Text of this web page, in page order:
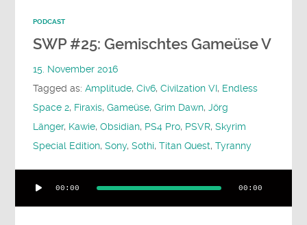
PODCAST
SWP #25: Gemischtes Gameüse V
15. November 2016
Tagged as:Amplitude,Civ6,Civilzation VI, Endless
Space 2, Firaxis,Gameüse,Grim Dawn,Jörg
Länger, Kawie,Obsidian, PS4 Pro, PSVR,Skyrim
Special Edition,Sony,Sothi,Titan Quest,Tyranny
Player
00:00 00:00